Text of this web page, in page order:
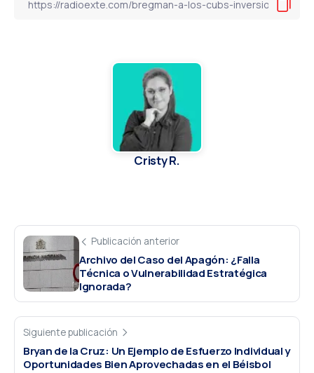
Cristy R.
Publicación anterior
Archivo del Caso del Apagón: ¿Falla
Técnica o Vulnerabilidad Estratégica
Ignorada?
Siguiente publicación
Bryan de la Cruz: Un Ejemplo de Esfuerzo Individual y
Oportunidades Bien Aprovechadas en el Béisbol